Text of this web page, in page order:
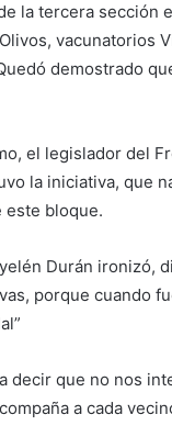
la tercera sección
vacunatorios
demostrado
el legislador del
la iniciativa, que
este bloque.
Durán ironizó,
porque cuando
decir que no nos
a cada